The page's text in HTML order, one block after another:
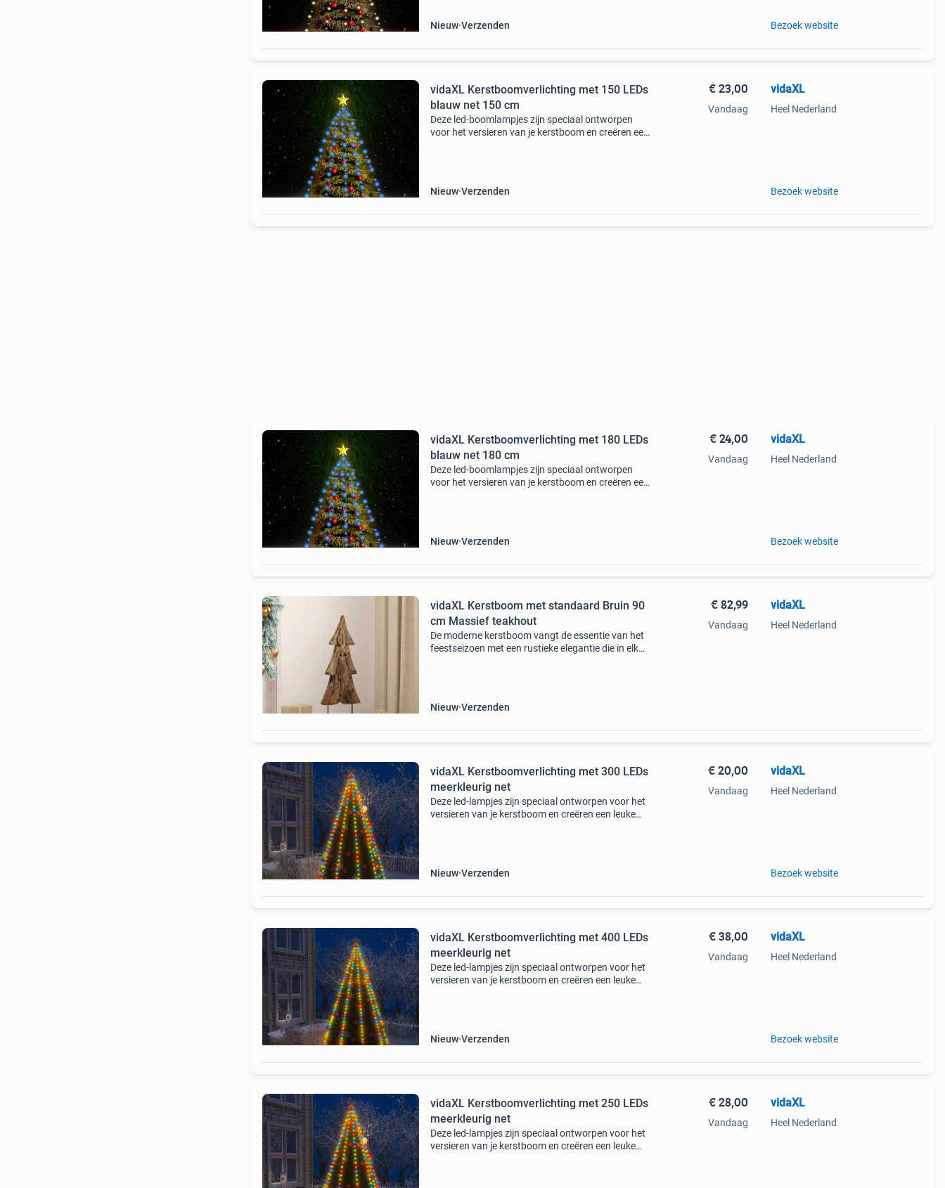
Nieuw Verzenden Bezoek website
vidaXL Kerstboomverlichting met 150 LEDs
blauw net 150 cm
Deze led-boomlampjes zijn speciaal ontworpen
voor het versieren van je kerstboom en creëren een
Nieuw Verzenden
€ 23,00
Vandaag
vidaXL
Heel Nederland
Bezoek website
vidaXL Kerstboomverlichting met 180 LEDs
blauw net 180 cm
Deze led-boomlampjes zijn speciaal ontworpen
voor het versieren van je kerstboom en creëren een
Nieuw Verzenden
€ 24,00
Vandaag
vidaXL
Heel Nederland
Bezoek website
vidaXL Kerstboom met standaard Bruin 90
cm Massief teakhout
De moderne kerstboom vangt de essentie van het
feestseizoen met een rustieke elegantie die in elk
Nieuw Verzenden
€ 82,99
Vandaag
vidaXL
Heel Nederland
vidaXL Kerstboomverlichting met 300 LEDs
meerkleurig net
Deze led-lampjes zijn speciaal ontworpen voor het
versieren van je kerstboom en creëren een leuke
Nieuw Verzenden
€ 20,00
Vandaag
vidaXL
Heel Nederland
Bezoek website
vidaXL Kerstboomverlichting met 400 LEDs
meerkleurig net
Deze led-lampjes zijn speciaal ontworpen voor het
versieren van je kerstboom en creëren een leuke
Nieuw Verzenden
€ 38,00
Vandaag
vidaXL
Heel Nederland
Bezoek website
vidaXL Kerstboomverlichting met 250 LEDs
meerkleurig net
Deze led-lampjes zijn speciaal ontworpen voor het
versieren van je kerstboom en creëren een leuke
€ 28,00
Vandaag
vidaXL
Heel Nederland